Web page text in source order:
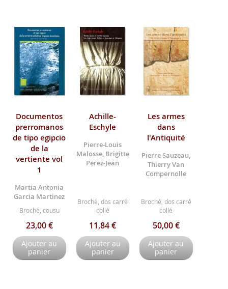
Documentos
prerromanos
de tipo egipcio
de la
vertiente vol
1
Martia Antonia
Garcia Martinez
Broché, cousu
23,00 €
Ajouter au
panier
Achille-
Eschyle
Pierre-Louis
Malosse, Brigitte
Perez-Jean
Broché, dos carré
collé
11,84 €
Ajouter au
panier
Les armes
dans
l'Antiquité
Pierre Sauzeau,
Thierry Van
Compernolle
Broché, dos carré
collé
50,00 €
Ajouter au
panier